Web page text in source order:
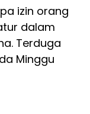
izin orang
dalam
Terduga
Minggu